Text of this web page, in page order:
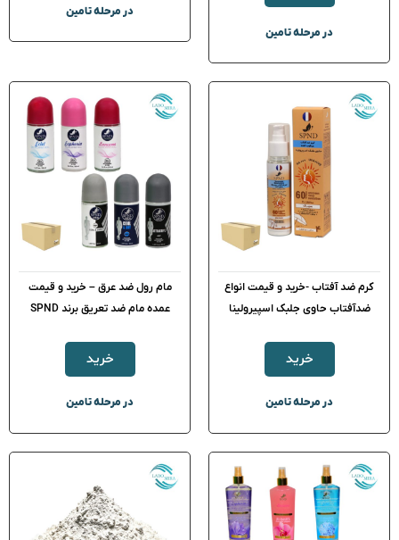
در مرحله تامین
در مرحله تامین
کرم ضد آفتاب -خرید و قیمت انواع
ضدآفتاب حاوی جلبک اسپیرولینا
خرید
در مرحله تامین
مام رول ضد عرق – خرید و قیمت
عمده مام ضد تعریق برند SPND
خرید
در مرحله تامین